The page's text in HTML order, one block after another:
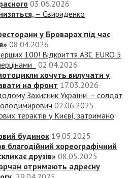
03.06.2026
– Свириденко
у Броварах під час
08.04.2026
100! Відкриття АЗС EURO 5
02.04.2026
хочуть вилучати у
на фронт 17.03.2026
Захисник України, – солдат
02.06.2025
терактів у Києві, затримано
будинок 19.05.2025
благодійний хореографічний
друзів» 08.05.2025
отримають адресну